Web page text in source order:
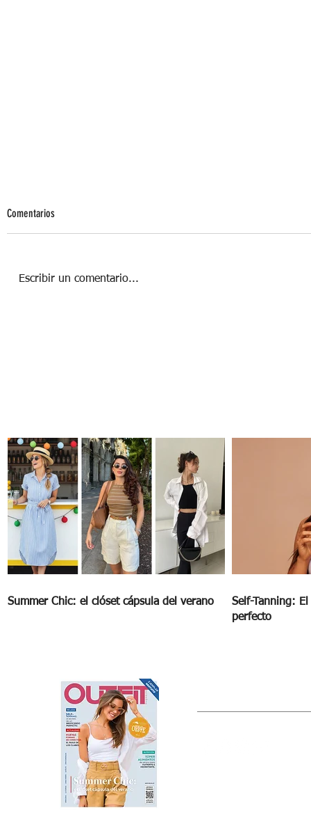
Comentarios
Escribir un comentario...
Summer Chic: el clóset cápsula del verano
Self-Tanning:
perfecto